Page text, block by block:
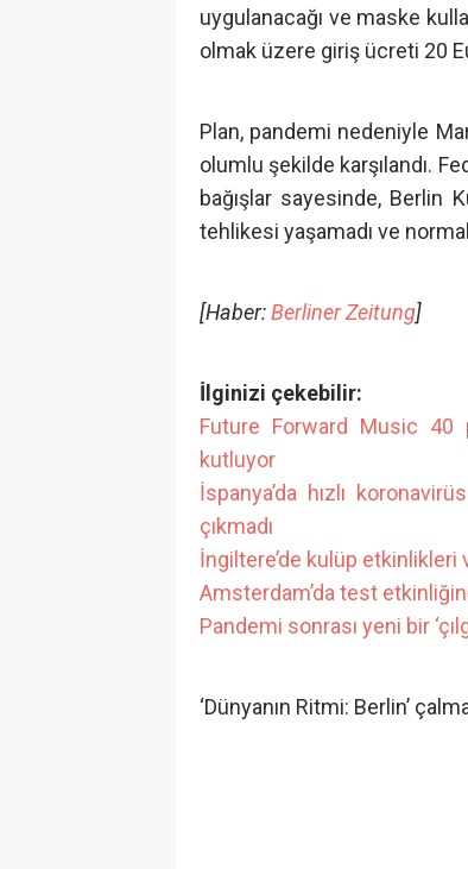
uygulanacağı ve maske
olmak üzere giriş ücreti 20
Plan, pandemi nedeniyle
olumlu şekilde karşılandı.
bağışlar sayesinde, Berlin
tehlikesi yaşamadı ve
[Haber:Berliner Zeitung]
İlginizi çekebilir:
Future Forward Music 40
kutluyor
İspanya’da hızlı
çıkmadı
İngiltere’de kulüp etkinlikleri
Amsterdam’da test
Pandemi sonrası yeni bir
‘Dünyanın Ritmi: Berlin’